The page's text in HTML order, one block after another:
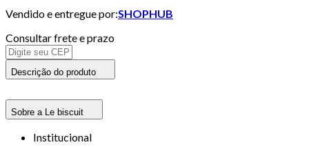
Vendido e entregue por:SHOPHUB
Consultar frete e prazo
Descrição do produto
Sobre a Le biscuit
Institucional